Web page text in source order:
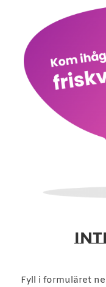
Fyll i formuläret